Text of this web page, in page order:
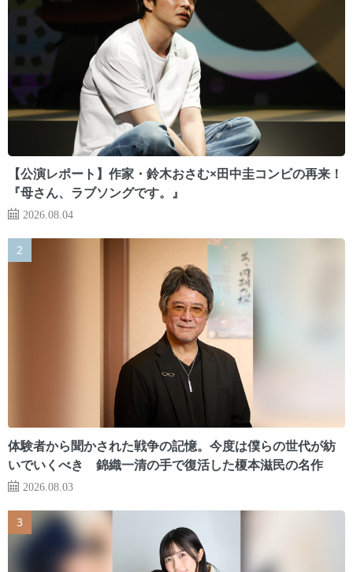
【公演レポート】作家・鈴木おさむ×田中圭コンビの再来！
『母さん、ラブソングです。』
2026.08.04
体験者から聞かされた戦争の記憶。今度は僕らの世代が紡
いでいくべき 錦織一清の手で復活した榎本滋民の名作
2026.08.03